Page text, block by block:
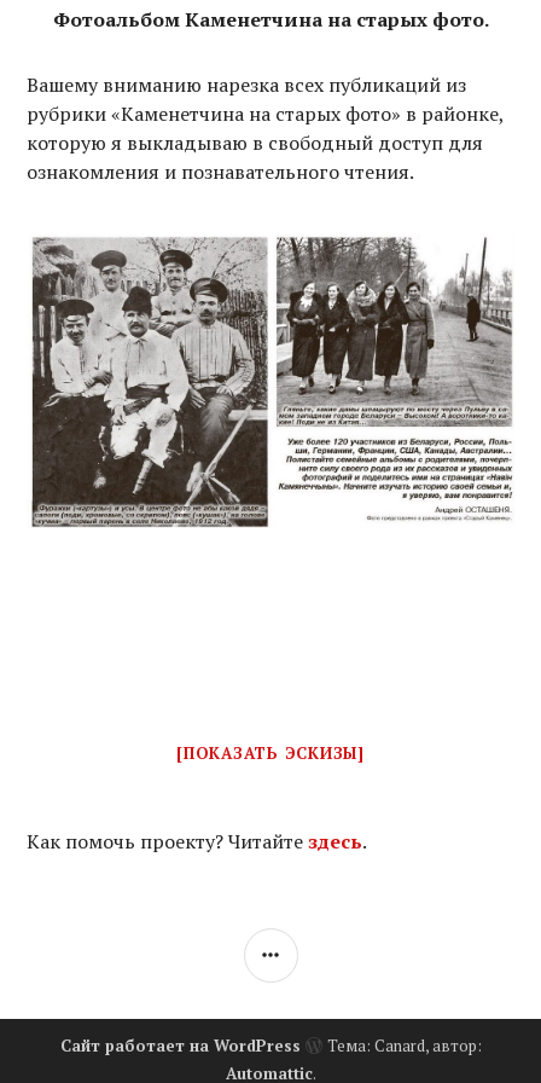
Фотоальбом Каменетчина на старых фото.
Вашему вниманию нарезка всех публикаций из
рубрики «Каменетчина на старых фото» в районке,
которую я выкладываю в свободный доступ для
ознакомления и познавательного чтения.
[ПОКАЗАТЬ ЭСКИЗЫ]
Как помочь проекту? Читайтездесь.
БОКОВАЯ
Сайт работает на WordPress
Тема: Canard, автор:
Automattic.